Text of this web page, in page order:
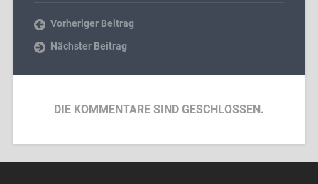
Vorheriger Beitrag
Nächster Beitrag
DIE KOMMENTARE SIND GESCHLOSSEN.